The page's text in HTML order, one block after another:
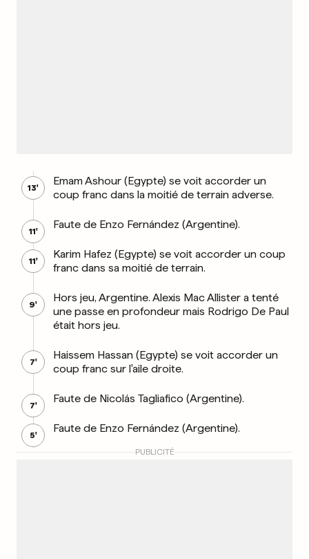
13'
Emam Ashour (Egypte) se voit accorder un
coup franc dans la moitié de terrain adverse.
11'
Faute de Enzo Fernández (Argentine).
11'
Karim Hafez (Egypte) se voit accorder un coup
franc dans sa moitié de terrain.
9'
Hors jeu, Argentine. Alexis Mac Allister a tenté
une passe en profondeur mais Rodrigo De Paul
était hors jeu.
7'
Haissem Hassan (Egypte) se voit accorder un
coup franc sur l'aile droite.
7'
Faute de Nicolás Tagliafico (Argentine).
5'
Faute de Enzo Fernández (Argentine).
PUBLICITÉ